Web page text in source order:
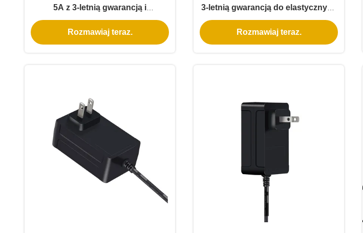
5A z 3-letnią gwarancją i
zgodnością z DOE VI
Rozmawiaj teraz.
3-letnią gwarancją do elastycznych
taśm LED
Rozmawiaj teraz.